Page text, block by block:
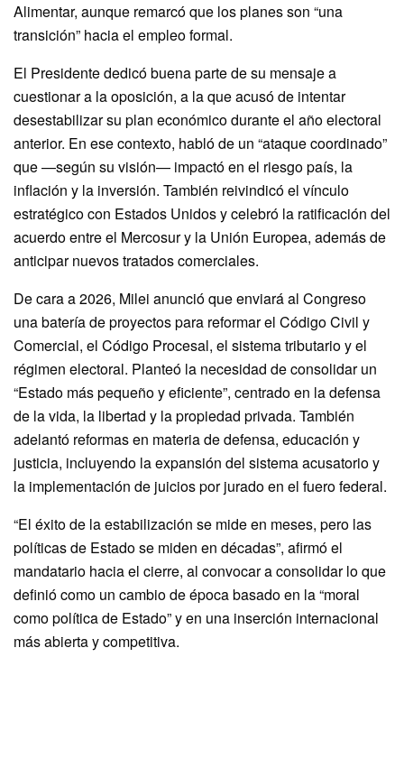
Alimentar, aunque remarcó que los planes son “una
transición” hacia el empleo formal.
El Presidente dedicó buena parte de su mensaje a
cuestionar a la oposición, a la que acusó de intentar
desestabilizar su plan económico durante el año electoral
anterior. En ese contexto, habló de un “ataque coordinado”
que —según su visión— impactó en el riesgo país, la
inflación y la inversión. También reivindicó el vínculo
estratégico con Estados Unidos y celebró la ratificación del
acuerdo entre el Mercosur y la Unión Europea, además de
anticipar nuevos tratados comerciales.
De cara a 2026, Milei anunció que enviará al Congreso
una batería de proyectos para reformar el Código Civil y
Comercial, el Código Procesal, el sistema tributario y el
régimen electoral. Planteó la necesidad de consolidar un
“Estado más pequeño y eficiente”, centrado en la defensa
de la vida, la libertad y la propiedad privada. También
adelantó reformas en materia de defensa, educación y
justicia, incluyendo la expansión del sistema acusatorio y
la implementación de juicios por jurado en el fuero federal.
“El éxito de la estabilización se mide en meses, pero las
políticas de Estado se miden en décadas”, afirmó el
mandatario hacia el cierre, al convocar a consolidar lo que
definió como un cambio de época basado en la “moral
como política de Estado” y en una inserción internacional
más abierta y competitiva.